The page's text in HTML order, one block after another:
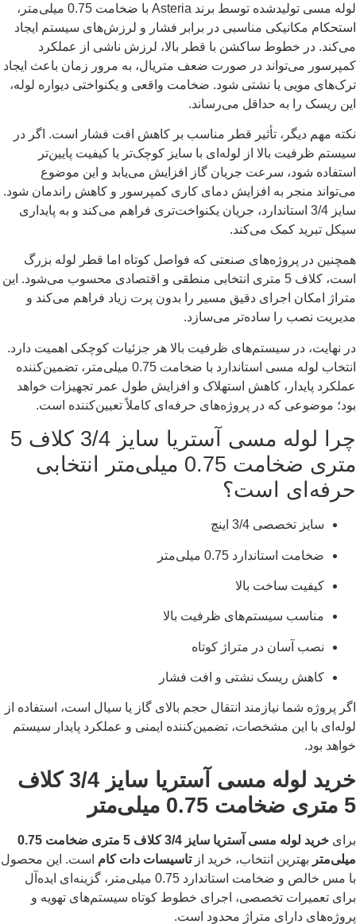
لوله مسی تولیدشده توسط برند Asteria
با ضخامت 0.75 میلی‌متر،
استحکام مکانیکی مناسبی در برابر فشار و لرزش‌های سیستم ایجاد
می‌کند. در خطوط ساکشن با قطر بالا، لرزش ناشی از عملکرد
کمپرسور می‌تواند در صورت ضعف متریال، به مرور زمان باعث ایجاد
ترک‌های مویی یا نشتی شود. ضخامت واقعی و یکنواختی دیواره لوله،
این ریسک را به حداقل می‌رساند.
نکته مهم دیگر، تأثیر قطر مناسب بر کاهش افت فشار است. اگر در
سیستم ظرفیت بالا از لوله‌ای با سایز کوچک‌تر یا کیفیت پایین‌تر
استفاده شود، سرعت جریان گاز افزایش می‌یابد و این موضوع
می‌تواند منجر به افزایش دمای کاری کمپرسور و کاهش راندمان شود.
سایز 3/4 استاندارد، جریان یکنواخت‌تری فراهم می‌کند و به پایداری
سیکل تبرید کمک می‌کند.
همچنین در پروژه‌های صنعتی که فواصل کوتاه اما قطر لوله بزرگ
است، کلاف 5 متری انتخابی منطقی و اقتصادی محسوب می‌شود. این
متراژ امکان اجرای دقیق مسیر را بدون پرت زیاد فراهم می‌کند و
مدیریت نصب را ساده‌تر می‌سازد.
در نهایت، در سیستم‌های ظرفیت بالا هر جزئیات کوچکی اهمیت دارد.
انتخاب لوله مسی استاندارد با ضخامت 0.75 میلی‌متر، تضمین‌کننده
عملکرد پایدار، کاهش استهلاک و افزایش طول عمر تجهیزات خواهد
بود؛ موضوعی که در پروژه‌های حرفه‌ای کاملاً تعیین‌کننده است.
چرا لوله مسی آستریا سایز 3/4 کلاف 5
متری ضخامت 0.75 میلی‌متر انتخابی
حرفه‌ای است؟
سایز تخصصی 3/4 اینچ
ضخامت استاندارد 0.75 میلی‌متر
کیفیت ساخت بالا
مناسب سیستم‌های ظرفیت بالا
نصب آسان در متراژ کوتاه
کاهش ریسک نشتی و افت فشار
اگر پروژه شما نیازمند انتقال حجم بالای گاز یا سیال است، استفاده از
لوله‌ای با این مشخصات، تضمین‌کننده ایمنی و عملکرد پایدار سیستم
خواهد بود.
خرید لوله مسی آستریا سایز 3/4 کلاف
5 متری ضخامت 0.75 میلی‌متر
برای
خرید لوله مسی آستریا سایز 3/4 کلاف 5 متری ضخامت 0.75
میلی‌متر بهترین انتخاب، خرید ازتاسیسات دات کام است. این محصول
با مس خالص و ضخامت استاندارد 0.75 میلی‌متر، گزینه‌ای ایده‌آل
برای تعمیرات تخصصی، اجرای خطوط کوتاه سیستم‌های تهویه و
پروژه‌های دارای متراژ محدود است.